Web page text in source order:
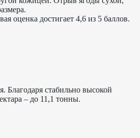
оценка достигает 4,6 из 5 баллов.
Благодаря стабильно высокой
– до 11,1 тонны.